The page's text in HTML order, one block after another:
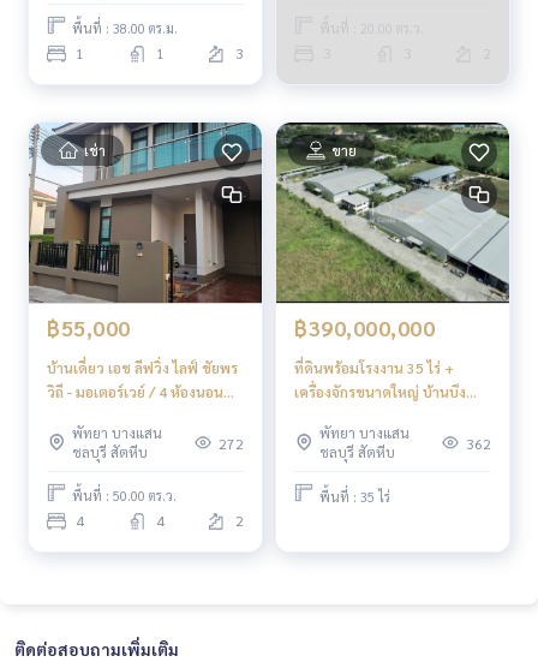
______________________
HOME - REAL ESTATE SERVICES
LINE: @homethailand
หรือคลิกhttps://lin.ee/2g9eaj7
✔️ ที่ปรึกษามืออาชีพ ประสบการณ์มากกว่า 6 ปี
✔️ ข้อมูลเชิงลึกโดยผู้เชี่ยวชาญในพื้นที่
✔️ รับฝากขาย รับซื้อ ขายฝาก จำนอง
📲 Follow us:
www.homerealestateservices.co.th
“HOME - Real Estate Services”
Facebook | IG | TikTok | YouTube
#HOMEREALESTATESERVICES
#นายหน้าที่จริงใจ #รับฝากขายอสังหา
#บ้านเดี่ยวพัทยา #บ้านแปลงมุม
#บ้านพร้อมอยู่ #บ้านเฟอร์ครบ
พื้นที่ : 38.00 ตร.ม.
1 1 3
พื้นที่ : 20.00 ตร.ว.
เช่า
฿55,000
บ้านเดี่ยว เอช ลีฟวิ่ง ไลฟ์ ชัยพร
วิถี - มอเตอร์เวย์ / 4 ห้องนอน
Living Life Chaipornwitee -
Motorway / 4 Bedrooms
(FOR RENT) BEWN146
พัทยา บางแสน
ชลบุรี สัตหีบ
272
พื้นที่ : 50.00 ตร.ว.
4 4 2
ขาย
฿390,000,000
ที่ดินพร้อมโรงงาน 35 ไร่ +
เครื่องจักรขนาดใหญ่ บ้านบึง
Land with Factory 35 Rai +
Large Machinery Ban Bueng
Chonburi / 11.1M per Rai
พัทยา บางแสน
ชลบุรี สัตหีบ
362
พื้นที่ : 35 ไร่
ติดต่อสอบถามเพิ่มเติม